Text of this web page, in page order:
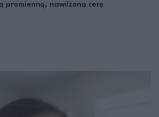
promienną, nawilżoną cerę